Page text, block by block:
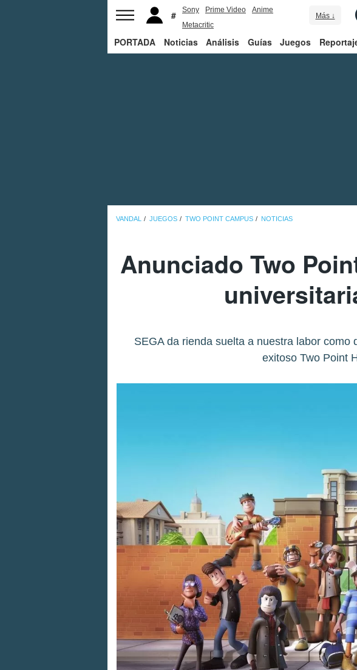
Sony Prime Video
Anime
Metacritic
Más ↓
PORTADA Noticias Análisis Guías Juegos
VANDAL JUEGOS TWO POINT CAMPUS NOTICIAS
Anunciado Two
SEGA da rienda suelta a nuestra labor
exitoso Two Point